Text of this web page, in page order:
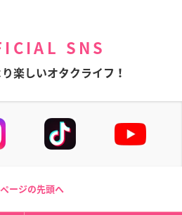
SNS
楽しいオタクライフ！
ページの先頭へ